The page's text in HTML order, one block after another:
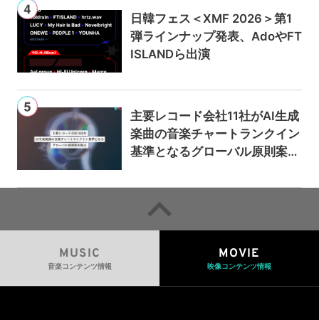
日韓フェス＜XMF 2026＞第1
弾ラインナップ発表、AdoやFT
ISLANDら出演
主要レコード会社11社がAI生成
楽曲の音楽チャートランクイン
基準となるグローバル原則案を
るための統一的な枠組みを提案
MUSIC
音楽コンテンツ情報
MOVIE
映像コンテンツ情報